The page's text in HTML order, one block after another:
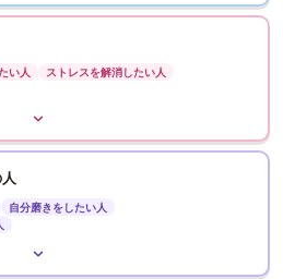
い人 ストレスを解消したい人
自分磨きをしたい人